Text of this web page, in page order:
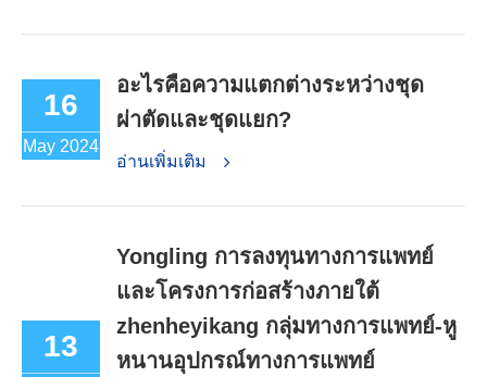
16
May 2024
อะไรคือความแตกต่างระหว่างชุด
ผ่าตัดและชุดแยก?
อ่านเพิ่มเติม
13
Yongling การลงทุนทางการแพทย์
และโครงการก่อสร้างภายใต้
zhenheyikang กลุ่มทางการแพทย์-หู
หนานอุปกรณ์ทางการแพทย์